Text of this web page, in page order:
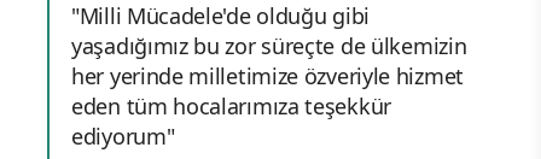
"Milli Mücadele'de olduğu gibi
yaşadığımız bu zor süreçte de ülkemizin
her yerinde milletimize özveriyle hizmet
eden tüm hocalarımıza teşekkür
ediyorum"